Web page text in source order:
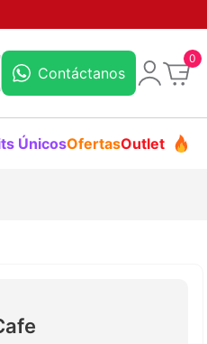
Contáctanos
0
ÚnicosOfertasOutlet